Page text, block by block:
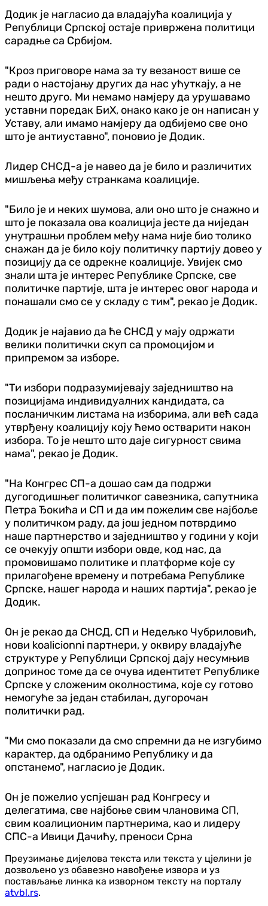
Додик је нагласио да владајућа коалиција у
Републици Српској остаје привржена политици
сарадње са Србијом.
"Кроз приговоре нама за ту везаност више се
ради о настојању других да нас ућуткају, а не
нешто друго. Ми немамо намјеру да урушавамо
уставни поредак БиХ, онако како је он написан у
Уставу, али имамо намјеру да одбијемо све оно
што је антиуставно", поновио је Додик.
Лидер СНСД-а је навео да је било и различитих
мишљења међу странкама коалиције.
"Било је и неких шумова, али оно што је снажно и
што је показала ова коалиција јесте да ниједан
унутрашњи проблем међу нама није био толико
снажан да је било коју политичку партију довео у
позицију да се одрекне коалиције. Увијек смо
знали шта је интерес Републике Српске, све
политичке партије, шта је интерес овог народа и
понашали смо се у складу с тим", рекао је Додик.
Додик је најавио да ће СНСД у мају одржати
велики политички скуп са промоцијом и
припремом за изборе.
"Ти избори подразумијевају заједништво на
позицијама индивидуалних кандидата, са
посланичким листама на изборима, али већ сада
утврђену коалицију коју ћемо остварити након
избора. То је нешто што даје сигурност свима
нама", рекао је Додик.
"На Конгрес СП-а дошао сам да подржи
дугогодишњег политичког савезника, сапутника
Петра Ђокића и СП и да им пожелим све најбоље
у политичком раду, да још једном потврдимо
наше партнерство и заједништво у години у који
се очекују општи избори овде, код нас, да
промовишамо политике и платформе које су
прилагођене времену и потребама Републике
Српске, нашег народа и наших партија", рекао је
Додик.
Он је рекао да СНСД, СП и Недељко Чубриловић,
нови koalicionni партнери, у оквиру владајуће
структуре у Републици Српској дају несумњив
допринос томе да се очува идентитет Републике
Српске у сложеним околностима, које су готово
немогуће за један стабилан, дугорочан
политички рад.
"Ми смо показали да смо спремни да не изгубимо
карактер, да одбранимо Републику и да
опстанемо", нагласио је Додик.
Он је пожелио успјешан рад Конгресу и
делегатима, све најбоње свим члановима СП,
свим коалиционим партнерима, као и лидеру
СПС-а Ивици Дачићу, преноси Срна
Преузимање дијелова текста или текста у цјелини је
дозвољено уз обавезно навођење извора и уз
постављање линка ка изворном тексту на порталу
atvbl.rs.